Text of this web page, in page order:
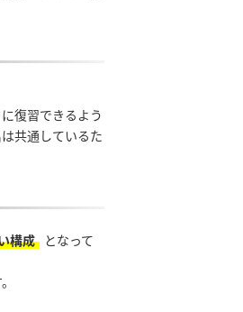
復習できるよう
共通しているた
構成
となって